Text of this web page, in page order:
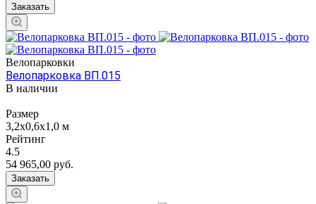
Заказать
Велопарковки
Велопарковка ВП.015
В наличии
Размер
3,2х0,6x1,0 м
Рейтинг
4.5
54 965,00 руб.
Заказать